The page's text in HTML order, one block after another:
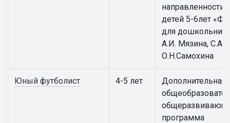
направленности
детей 5-6лет
для
А.И. Мязина, С.А.
О.Н.Самохина
Юный футболист 4-5 лет
Дополнительная
программа